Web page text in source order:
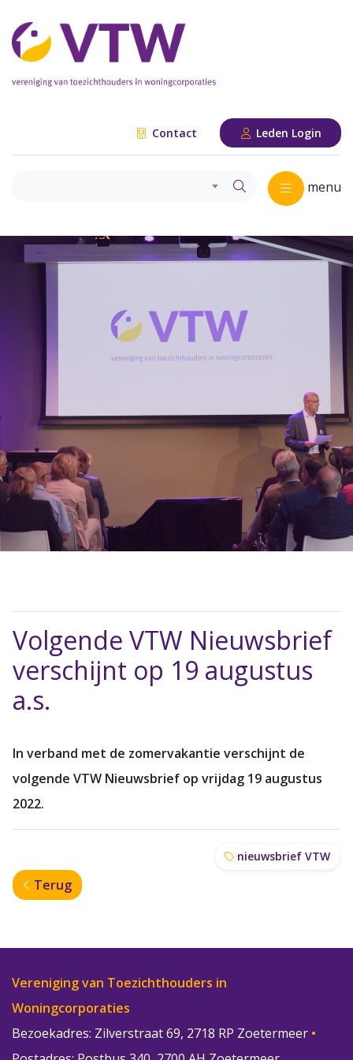
Contact Leden Login
menu
Volgende VTW Nieuwsbrief
verschijnt op 19 augustus
a.s.
In verband met de zomervakantie verschijnt de
volgende VTW Nieuwsbrief op vrijdag 19 augustus
2022.
nieuwsbrief VTW
Terug
Vereniging van Toezichthouders in
Woningcorporaties
Bezoekadres: Zilverstraat 69, 2718 RP Zoetermeer •